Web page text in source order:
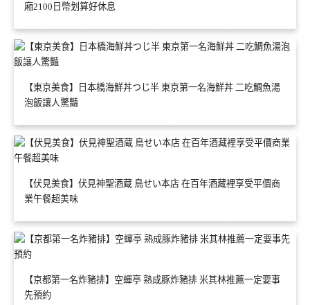
廂2100日幣划算好休息
【東京美食】日本橋海鮮丼つじ半 東京第一名海鮮丼 二吃鯛魚湯
泡飯讓人驚豔
【伏見美食】伏見神聖酒蔵 鳥せい本店 在百年酒藏裡享受平價商
業午餐超美味
【京都第一名炸豬排】空蟬亭 熟成豚炸豬排 米其林推薦一定要事
先預約